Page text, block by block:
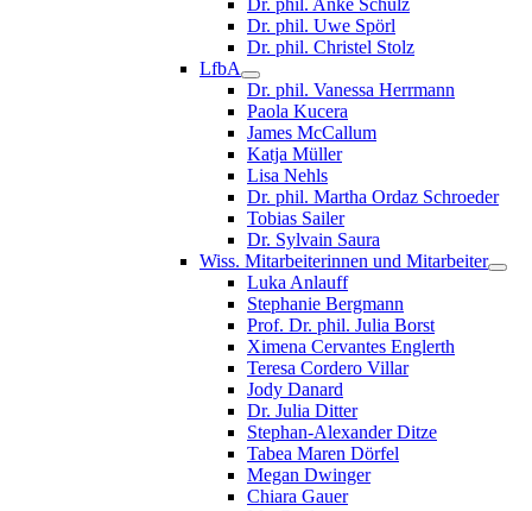
Dr. phil. Uwe Spörl
Dr. phil. Christel Stolz
LfbA
Dr. phil. Vanessa Herrmann
Paola Kucera
James McCallum
Katja Müller
Lisa Nehls
Dr. phil. Martha Ordaz Schroeder
Tobias Sailer
Dr. Sylvain Saura
Wiss. Mitarbeiterinnen und Mitarbeiter
Luka Anlauff
Stephanie Bergmann
Prof. Dr. phil. Julia Borst
Ximena Cervantes Englerth
Teresa Cordero Villar
Jody Danard
Dr. Julia Ditter
Stephan-Alexander Ditze
Tabea Maren Dörfel
Megan Dwinger
Chiara Gauer